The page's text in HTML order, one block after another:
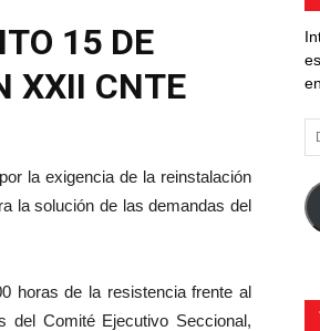
15 DE
XXII CNTE
la exigencia de la reinstalación
la solución de las demandas del
horas de la resistencia frente al
del Comité Ejecutivo Seccional,
de